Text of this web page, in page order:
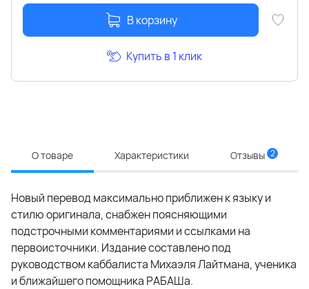
В корзину
Купить в 1 клик
О товаре Характеристики Отзывы 2
Новый перевод максимально приближен к языку и
стилю оригинала, снабжен поясняющими
подстрочными комментариями и ссылками на
первоисточники. Издание составлено под
руководством каббалиста Михаэля Лайтмана, ученика
и ближайшего помощника РАБАШа.